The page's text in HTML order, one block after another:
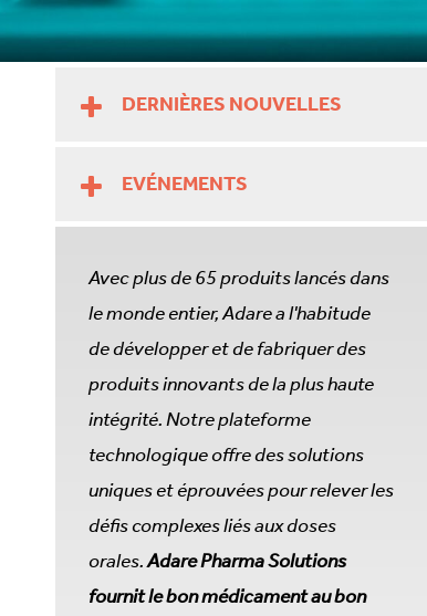
DERNIÈRES NOUVELLES
EVÉNEMENTS
Avec plus de 65 produits lancés dans
le monde entier, Adare a l'habitude
de développer et de fabriquer des
produits innovants de la plus haute
intégrité. Notre plateforme
technologique offre des solutions
uniques et éprouvées pour relever les
défis complexes liés aux doses
orales.Adare Pharma Solutions
fournit le bon médicament au bon